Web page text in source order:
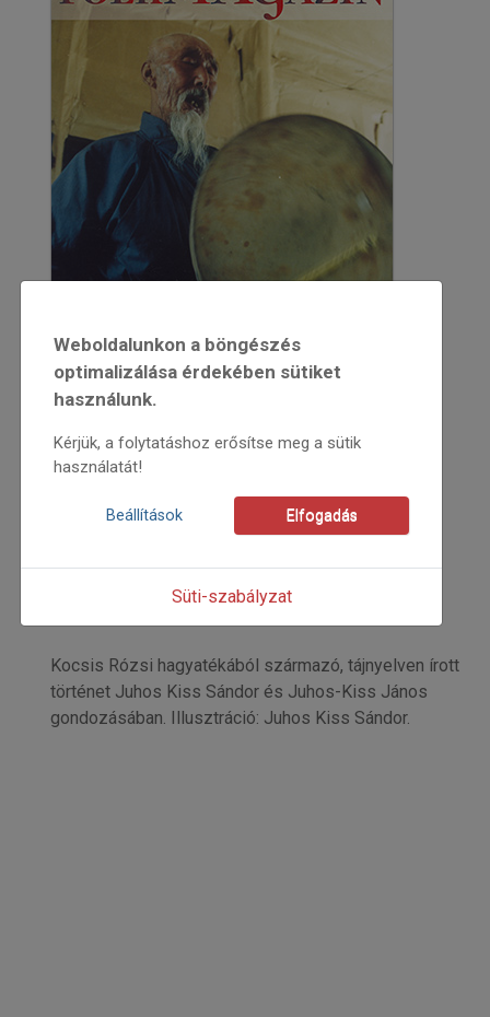
2017/5
Széki történetek
Kezdőoldal: 19
Kocsis Rózsi hagyatékából származó, tájnyelven írott
történet Juhos Kiss Sándor és Juhos-Kiss János
gondozásában. Illusztráció: Juhos Kiss Sándor.
Weboldalunkon a böngészés
optimalizálása érdekében sütiket
használunk.
Kérjük, a folytatáshoz erősítse meg a sütik
használatát!
Beállítások Elfogadás
Süti-szabályzat